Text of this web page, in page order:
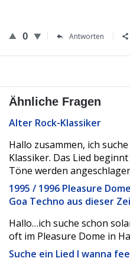
0 Antworten
Ähnliche Fragen
Alter Rock-Klassiker
Hallo zusammen, ich
Klassiker. Das Lied
Töne werden
1995 / 1996 Pleasure
Goa Techno aus dieser
Hallo…ich suche schon
oft im Pleasure Dome in
Suche ein Lied I wanna